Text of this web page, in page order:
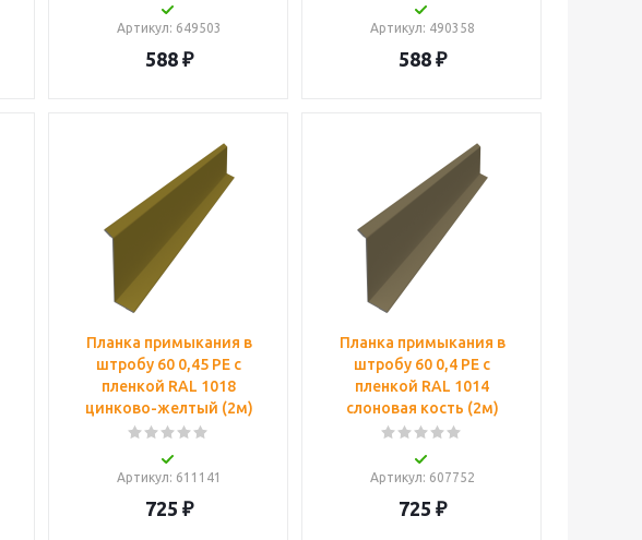
Артикул: 649503
588₽
Артикул: 490358
588₽
Планка примыкания в
штробу 60 0,45 PE с
пленкой RAL 1018
цинково-желтый (2м)
Артикул: 611141
725 ₽
Планка примыкания в
штробу 60 0,4 PE с
пленкой RAL 1014
слоновая кость (2м)
Артикул: 607752
725 ₽